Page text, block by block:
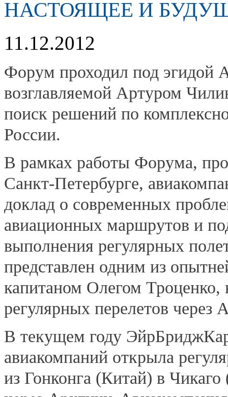
НАСТОЯЩЕЕ И
11.12.2012
Форум проходил под эгидой
возглавляемой Артуром
поиск решений по
России.
В рамках работы Форума,
Санкт-Петербурге,
доклад о современных
авиационных маршрутов и
выполнения регулярных
представлен одним из
капитаном Олегом Троценко,
регулярных перелетов через
В текущем году
авиакомпаний открыла
из Гонконга (Китай) в